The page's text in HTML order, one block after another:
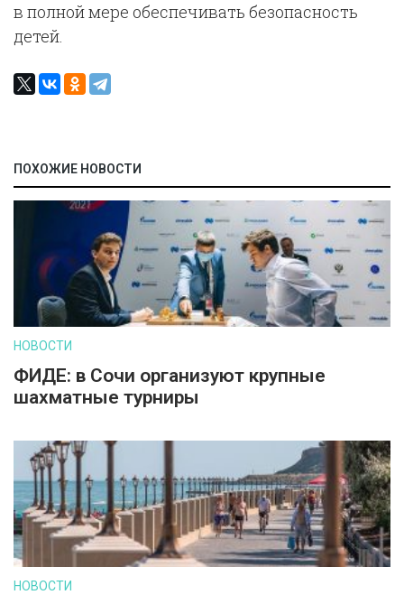
в полной мере обеспечивать безопасность
детей.
ПОХОЖИЕ НОВОСТИ
НОВОСТИ
ФИДЕ: в Сочи организуют крупные
шахматные турниры
НОВОСТИ